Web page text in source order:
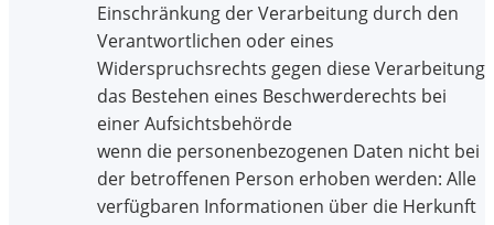
Einschränkung der Verarbeitung durch den
Verantwortlichen oder eines
Widerspruchsrechts gegen diese Verarbeitung
das Bestehen eines Beschwerderechts bei
einer Aufsichtsbehörde
wenn die personenbezogenen Daten nicht bei
der betroffenen Person erhoben werden: Alle
verfügbaren Informationen über die Herkunft